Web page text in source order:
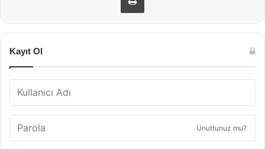
Kayıt Ol
Unuttunuz mu?